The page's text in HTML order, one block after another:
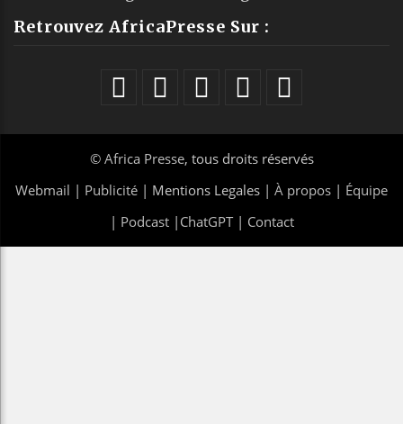
Retrouvez AfricaPresse Sur :
© Africa Presse, tous droits réservés
Webmail | Publicité | Mentions Legales | À propos | Équipe
| Podcast| ChatGPT| Contact